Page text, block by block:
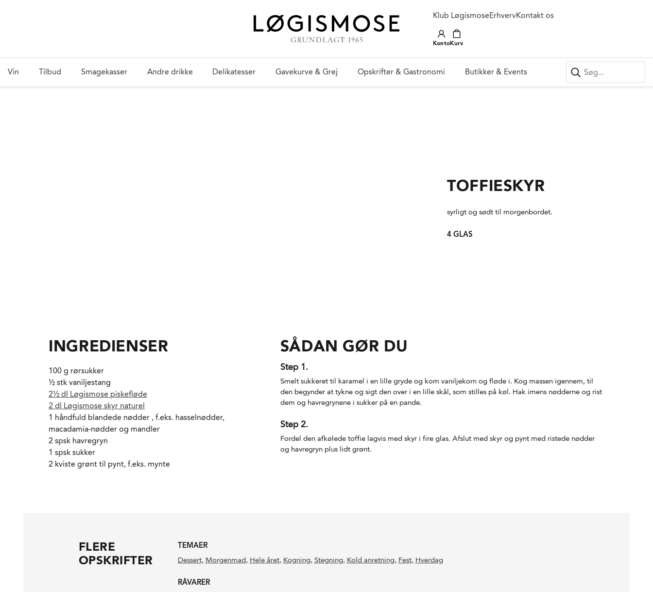
Klub LøgismoseErhvervKontakt os
KontoKurv
Vin Tilbud Smagekasser Andre drikke Delikatesser Gavekurve & Grej Opskrifter & Gastronomi Butikker & Events
TOFFIESKYR
syrligt og sødt til morgenbordet.
4 GLAS
INGREDIENSER
100 g rørsukker
½ stk vaniljestang
2½ dl Løgismose piskefløde
2 dl Løgismose skyr naturel
1 håndfuld blandede nødder , f.eks. hasselnødder,
macadamia-nødder og mandler
2 spsk havregryn
1 spsk sukker
2 kviste grønt til pynt, f.eks. mynte
SÅDAN GØR DU
Step 1.
Smelt sukkeret til karamel i en lille gryde og kom vaniljekorn og fløde i. Kog massen igennem, til
den begynder at tykne og sigt den over i en lille skål, som stilles på køl. Hak imens nødderne og rist
dem og havregrynene i sukker på en pande.
Step 2.
Fordel den afkølede toffie lagvis med skyr i fire glas. Afslut med skyr og pynt med ristede nødder
og havregryn plus lidt grønt.
FLERE
OPSKRIFTER
TEMAER
Dessert, Morgenmad, Hele året, Kogning, Stegning, Kold anretning, Fest, Hverdag
RÅVARER